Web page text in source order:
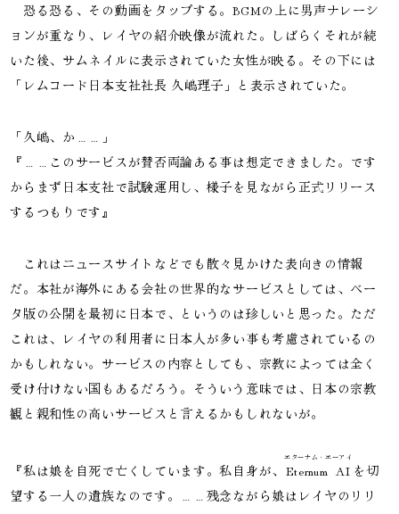
恐る恐る、その動画をタップする。BGMの上に男声ナレーシ
ョンが重なり、レイヤの紹介映像が流れた。しばらくそれが続
いた後、サムネイルに表示されていた女性が映る。その下には
「レムコード日本支社社長 久嶋理子」と表示されていた。
「久嶋、か……」
『……このサービスが賛否両論ある事は想定できました。です
からまず日本支社で試験運用し、様子を見ながら正式リリース
するつもりです』
これはニュースサイトなどでも散々見かけた表向きの情報
だ。本社が海外にある会社の世界的なサービスとしては、ベー
タ版の公開を最初に日本で、というのは珍しいと思った。ただ
これは、レイヤの利用者に日本人が多い事も考慮されているの
かもしれない。サービスの内容としても、宗教によっては全く
受け付けない国もあるだろう。そういう意味では、日本の宗教
観と親和性の高いサービスと言えるかもしれないが。
『私は娘を自死で亡くしています。私自身が、 Eternum AI
エターナム・エーアイ
を切
望する一人の遺族なのです。……残念ながら娘はレイヤのリリ